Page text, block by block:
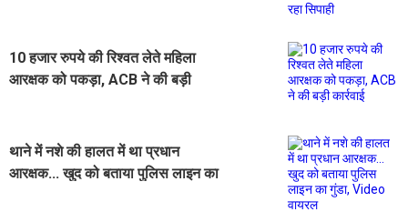
10 हजार रुपये की रिश्वत लेते महिला
आरक्षक को पकड़ा, ACB ने की बड़ी
थाने में नशे की हालत में था प्रधान
आरक्षक... खुद को बताया पुलिस लाइन का